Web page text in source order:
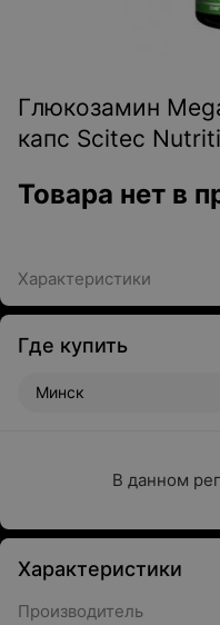
Глюкозамин
капс Scitec
Товара нет в
Характеристики
Где купить
Минск
В данном
Характеристики
Производитель